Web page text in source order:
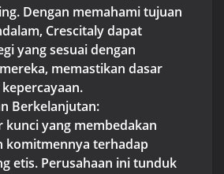
Dengan memahami tujuan
Crescitaly dapat
yang sesuai dengan
memastikan dasar
Berkelanjutan:
kunci yang membedakan
komitmennya terhadap
etis. Perusahaan ini tunduk